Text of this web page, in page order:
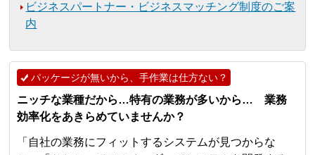
ビジネスパートナー・ビジネスマッチング制度のご案
内
パッケージが無いから、手作業は仕方ない？
ニッチな業種だから…特有の業務が多いから… 業務
効率化をあきらめていませんか？
「自社の業務にフィットするシステムが見つからな